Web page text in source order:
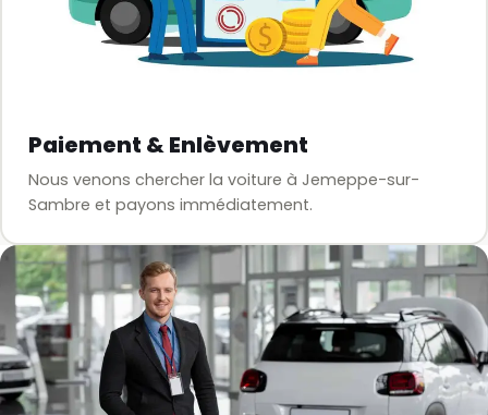
Paiement & Enlèvement
Nous venons chercher la voiture à Jemeppe-sur-
Sambre et payons immédiatement.